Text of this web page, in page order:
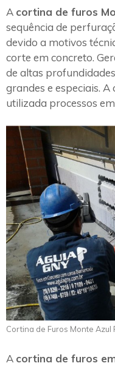
A cortina de furos
sequência de
devido a motivos
corte em concreto.
de altas
grandes e especiais.
utilizada processos
Cortina de Furos Monte Azul
A cortina de furos